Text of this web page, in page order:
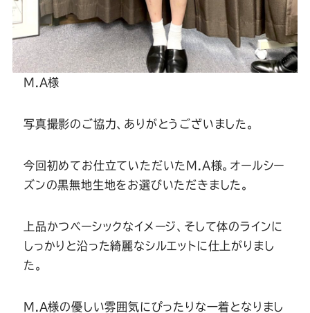
M.A様
写真撮影のご協力、ありがとうございました。
今回初めてお仕立ていただいたM.A様。オールシー
ズンの黒無地生地をお選びいただきました。
上品かつベーシックなイメージ、そして体のラインに
しっかりと沿った綺麗なシルエットに仕上がりまし
た。
M.A様の優しい雰囲気にぴったりな一着となりまし